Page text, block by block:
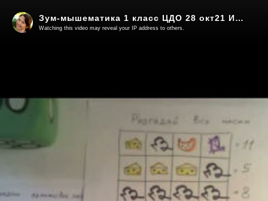
Зум-мышематика 1 класс ЦДО 28 окт21 Игровая математика: шифры и ребусы. Числа в масках
Watching this video may reveal your IP address to others.